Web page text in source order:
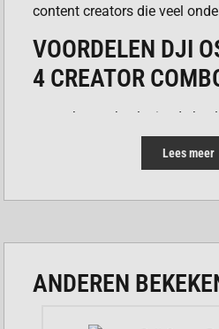
content creators die veel
VOORDELEN DJI
4 CREATOR
Je maakt vloeiende
geavanceerde 3-assige
De grote sensor zorgt
overbodig is.
de meegeleverde
Lees meer
ANDEREN